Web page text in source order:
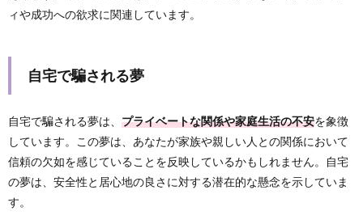
ィや成功への欲求に関連しています。
自宅で騙される夢
自宅で騙される夢は、 プライベートな関係や家庭生活の不安を象徴
しています。この夢は、あなたが家族や親しい人との関係において
信頼の欠如を感じていることを反映しているかもしれません。自宅
の夢は、安全性と居心地の良さに対する潜在的な懸念を示していま
す。